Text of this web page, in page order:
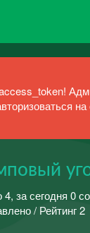
на
4, за сегодня 0
/ Рейтинг 2